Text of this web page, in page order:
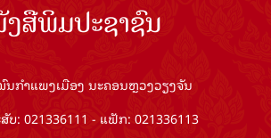
ສືພິມປະຊາຊົນ
ກຳແພງເມືອງ ນະຄອນຫຼວງວຽງຈັນ
ບ: 021336111 - ແຟັກ: 021336113